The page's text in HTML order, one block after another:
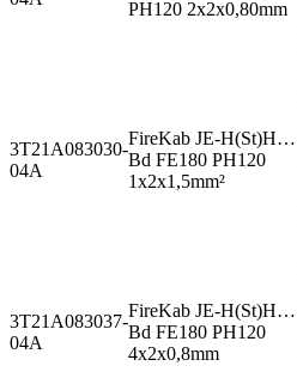
PH120 2x2x0,80mm
3T21A083030-
04A
FireKab JE-H(St)H…
Bd FE180 PH120
1x2x1,5mm²
3T21A083037-
04A
FireKab JE-H(St)H…
Bd FE180 PH120
4x2x0,8mm